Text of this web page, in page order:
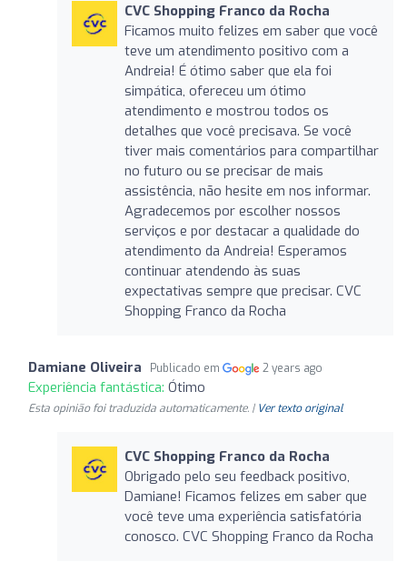
CVC Shopping Franco da Rocha
Ficamos muito felizes em saber que você
teve um atendimento positivo com a
Andreia! É ótimo saber que ela foi
simpática, ofereceu um ótimo
atendimento e mostrou todos os
detalhes que você precisava. Se você
tiver mais comentários para compartilhar
no futuro ou se precisar de mais
assistência, não hesite em nos informar.
Agradecemos por escolher nossos
serviços e por destacar a qualidade do
atendimento da Andreia! Esperamos
continuar atendendo às suas
expectativas sempre que precisar. CVC
Shopping Franco da Rocha
Damiane Oliveira Publicado em 2 years ago
Experiência fantástica: Ótimo
Esta opinião foi traduzida automaticamente. | Ver texto original
CVC Shopping Franco da Rocha
Obrigado pelo seu feedback positivo,
Damiane! Ficamos felizes em saber que
você teve uma experiência satisfatória
conosco. CVC Shopping Franco da Rocha